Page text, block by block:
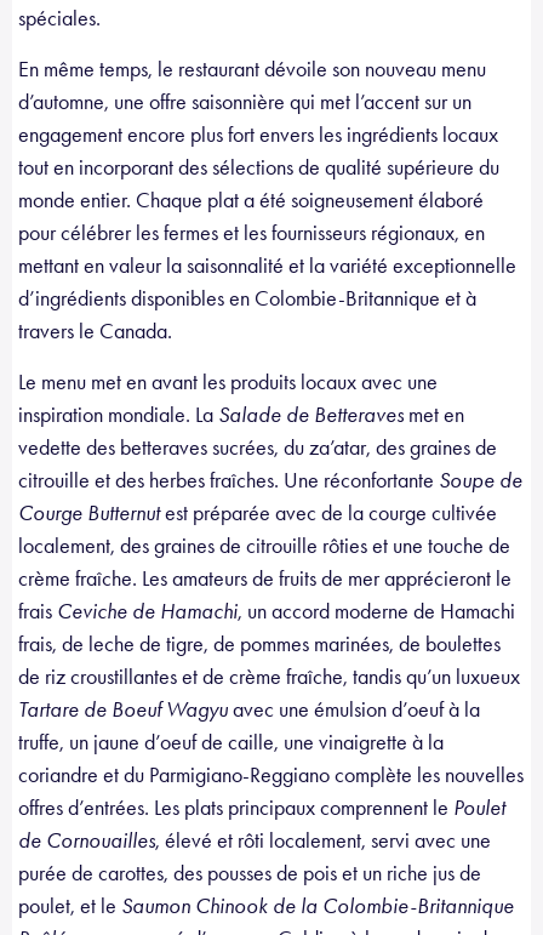
spéciales.
En même temps, le restaurant dévoile son nouveau menu
d’automne, une offre saisonnière qui met l’accent sur un
engagement encore plus fort envers les ingrédients locaux
tout en incorporant des sélections de qualité supérieure du
monde entier. Chaque plat a été soigneusement élaboré
pour célébrer les fermes et les fournisseurs régionaux, en
mettant en valeur la saisonnalité et la variété exceptionnelle
d’ingrédients disponibles en Colombie-Britannique et à
travers le Canada.
Le menu met en avant les produits locaux avec une
inspiration mondiale. La Salade de Betteraves met en
vedette des betteraves sucrées, du za’atar, des graines de
citrouille et des herbes fraîches. Une réconfortante Soupe de
Courge Butternutest préparée avec de la courge cultivée
localement, des graines de citrouille rôties et une touche de
crème fraîche. Les amateurs de fruits de mer apprécieront le
frais Ceviche de Hamachi, un accord moderne de Hamachi
frais, de leche de tigre, de pommes marinées, de boulettes
de riz croustillantes et de crème fraîche, tandis qu’un luxueux
Tartare de Boeuf Wagyuavec une émulsion d’oeuf à la
truffe, un jaune d’oeuf de caille, une vinaigrette à la
coriandre et du Parmigiano-Reggiano complète les nouvelles
offres d’entrées. Les plats principaux comprennent le Poulet
de Cornouailles, élevé et rôti localement, servi avec une
purée de carottes, des pousses de pois et un riche jus de
poulet, et le Saumon Chinook de la Colombie-Britannique